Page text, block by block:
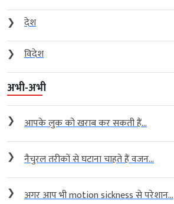
❯
देश
❯
विदेश
अभी-अभी
❯ आपके लुक को खराब कर सकती हैं...
❯ नैचुरल तरीकों से घटाना चाहते हैं वजन...
❯ अगर आप भी motion sickness से परेशान...